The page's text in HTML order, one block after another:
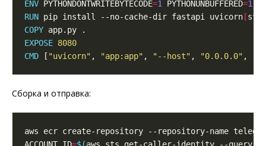
ENV PYTHONDONTWRITEBYTECODE=1 PYTHONUNBUFFERED=1
RUN pip install --no-cache-dir fastapi uvicorn [
COPY app.py .
EXPOSE 8080
CMD [ "uvicorn" , "app:app" , "--host" , "0.0.0.0" ,
Сборка и отправка:
aws ecr create-repository --repository-name